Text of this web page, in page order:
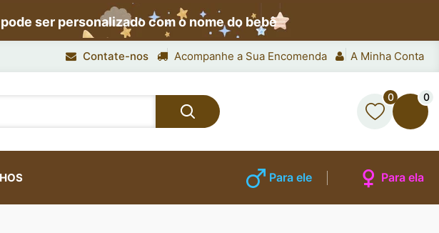
ser personalizado com o nome do bebê
Contate-nos Acompanhe a Sua Encomenda A Minha Conta
0 0
Para ele Para ela